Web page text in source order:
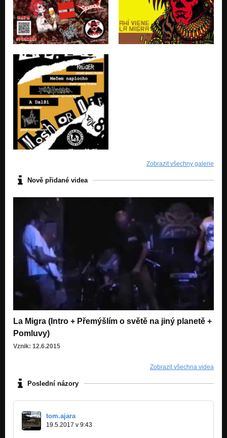
Zobrazit všechny galerie
Nově přidané videa
La Migra (Intro + Přemýšlím o světě na jiný planetě +
Pomluvy)
Vznik: 12.6.2015
Zobrazit všechna videa
Poslední názory
tom.ajara
19.5.2017 v 9:43